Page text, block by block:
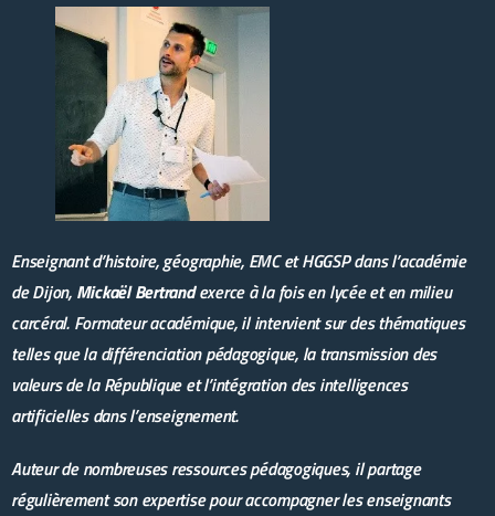
Enseignant d’histoire, géographie, EMC et HGGSP dans l’académie
de Dijon, Mickaël Bertrandexerce à la fois en lycée et en milieu
carcéral. Formateur académique, il intervient sur des thématiques
telles que la différenciation pédagogique, la transmission des
valeurs de la République et l’intégration des intelligences
artificielles dans l’enseignement.
Auteur de nombreuses ressources pédagogiques, il partage
régulièrement son expertise pour accompagner les enseignants